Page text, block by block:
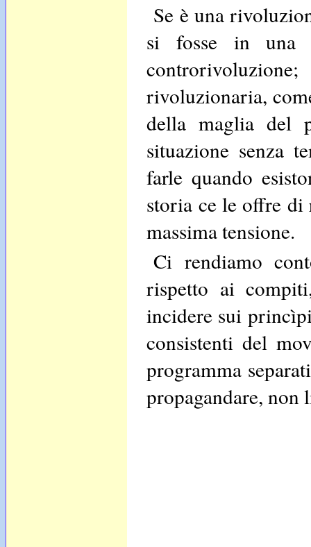
Se è una
si fosse in una
rivoluzionaria,
della maglia del
situazione senza
farle quando
storia ce le offre di
massima tensione.
Ci rendiamo
rispetto ai
incidere sui
consistenti del
programma
propagandare,